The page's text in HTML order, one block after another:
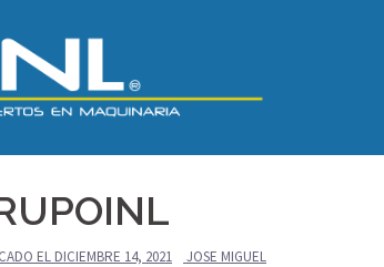
EL DICIEMBRE 14, 2021 JOSE MIGUEL